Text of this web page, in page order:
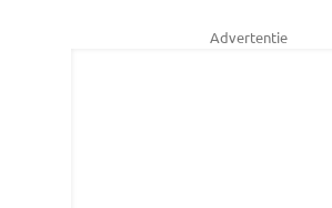
Advertentie